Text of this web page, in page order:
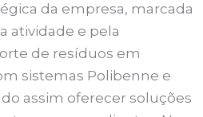
da empresa, marcada
atividade e pela
de resíduos em
sistemas Polibenne e
assim oferecer soluções